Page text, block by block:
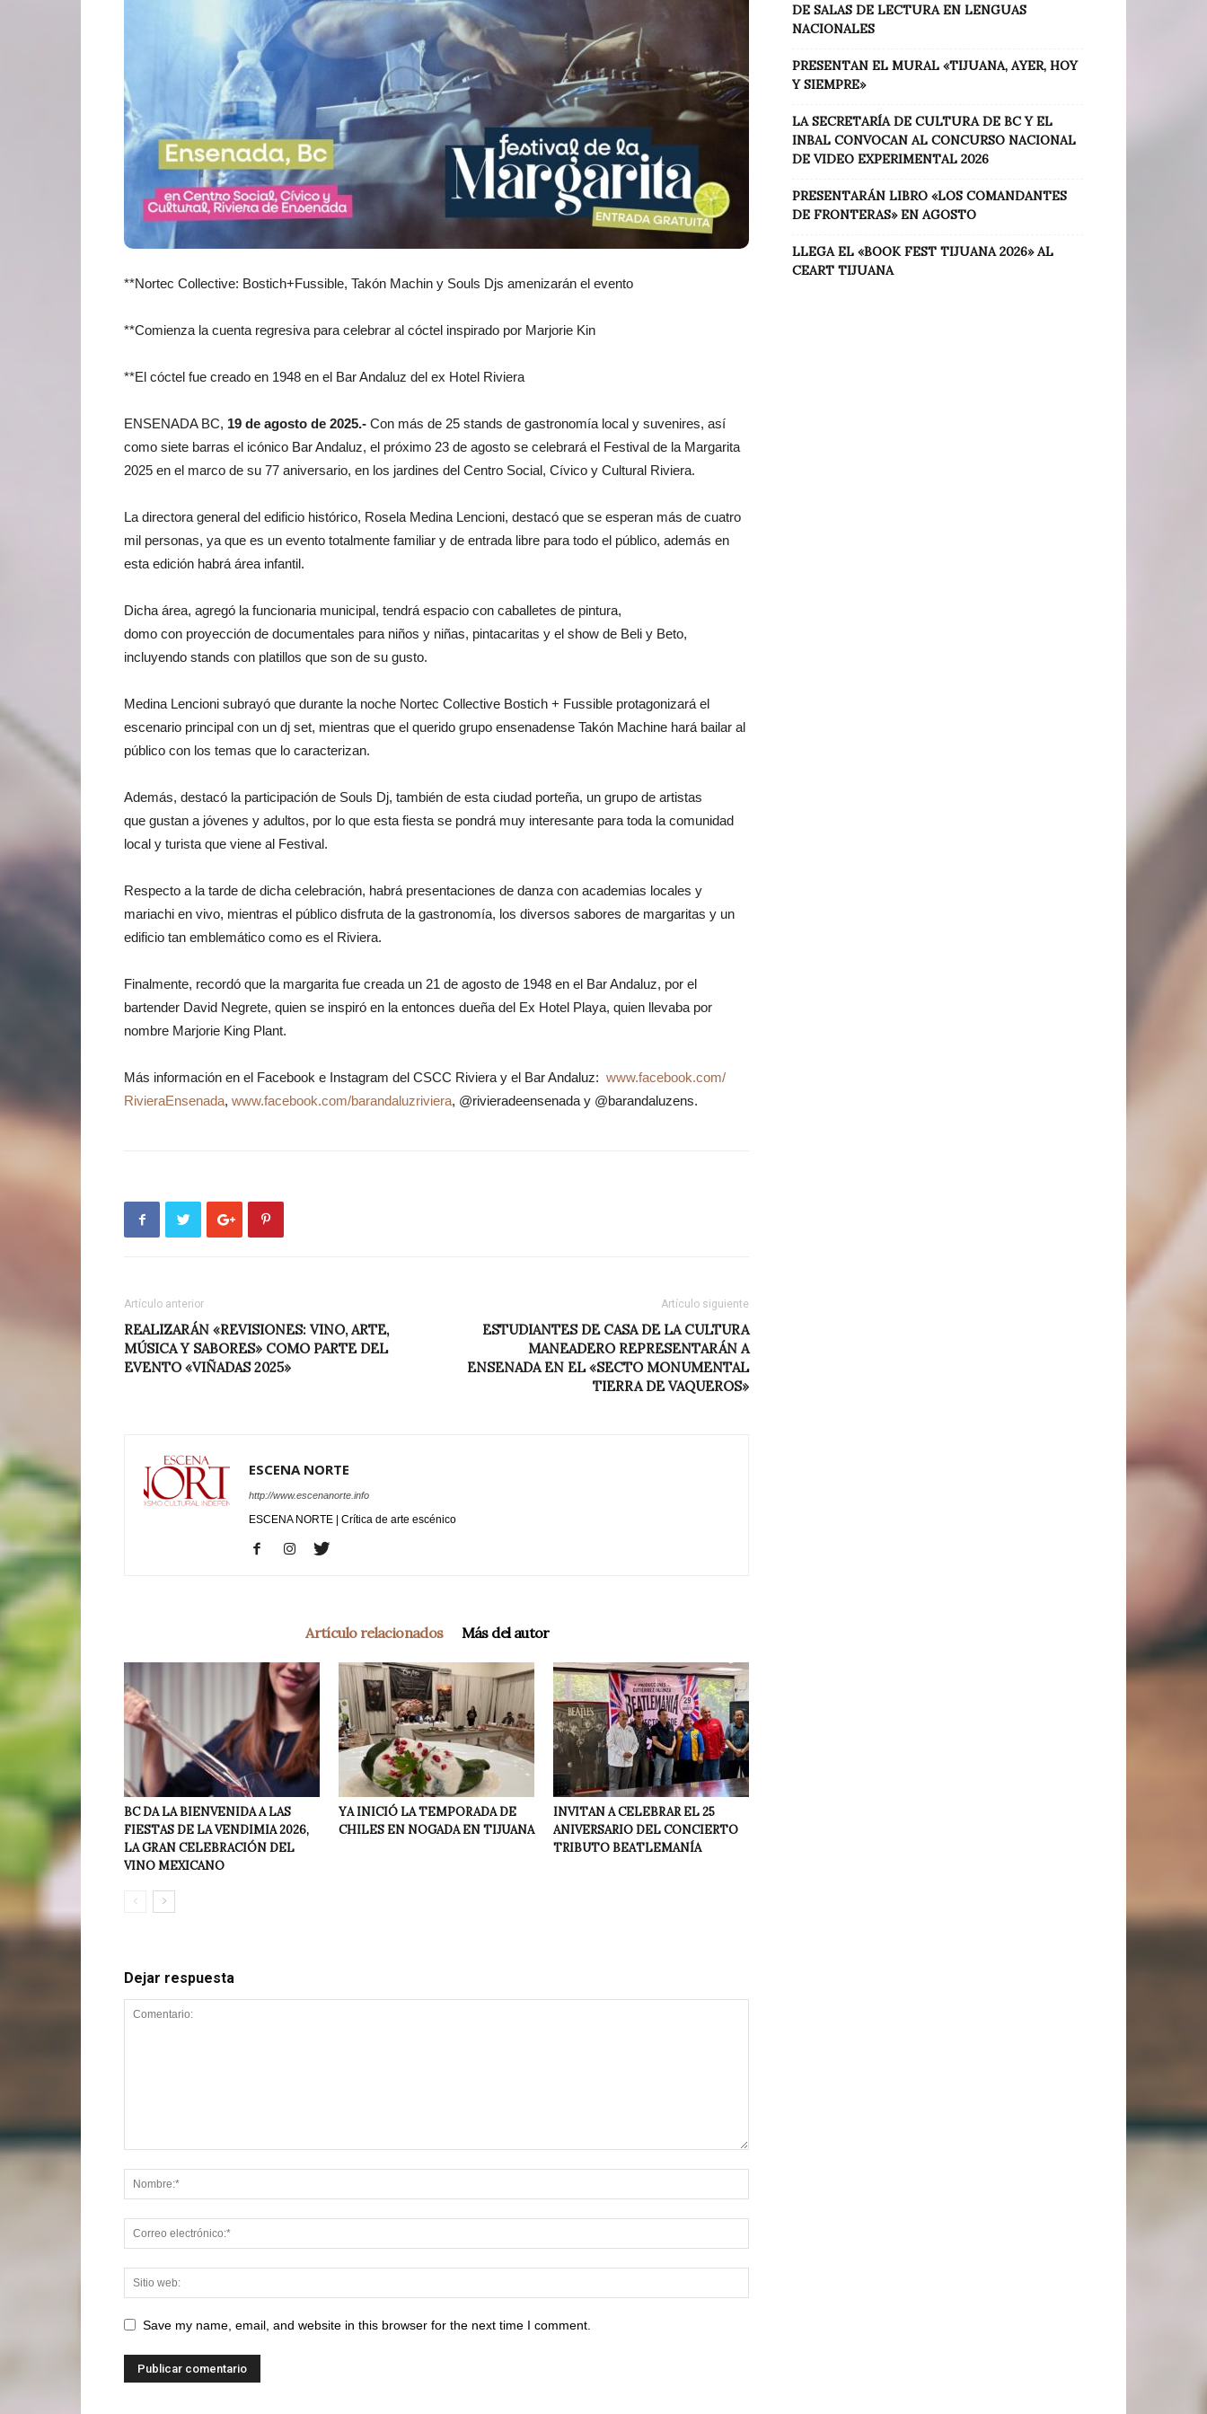
**Nortec Collective: Bostich+Fussible, Takón Machin y Souls Djs amenizarán el evento
**Comienza la cuenta regresiva para celebrar al cóctel inspirado por Marjorie Kin
**El cóctel fue creado en 1948 en el Bar Andaluz del ex Hotel Riviera
ENSENADA BC, 19 de agosto de 2025.- Con más de 25 stands de gastronomía local y suvenires, así
como siete barras el icónico Bar Andaluz, el próximo 23 de agosto se celebrará el Festival de la Margarita
2025 en el marco de su 77 aniversario, en los jardines del Centro Social, Cívico y Cultural Riviera.
La directora general del edificio histórico, Rosela Medina Lencioni, destacó que se esperan más de cuatro
mil personas, ya que es un evento totalmente familiar y de entrada libre para todo el público, además en
esta edición habrá área infantil.
Dicha área, agregó la funcionaria municipal, tendrá espacio con caballetes de pintura,
domo con proyección de documentales para niños y niñas, pintacaritas y el show de Beli y Beto,
incluyendo stands con platillos que son de su gusto.
Medina Lencioni subrayó que durante la noche Nortec Collective Bostich + Fussible protagonizará el
escenario principal con un dj set, mientras que el querido grupo ensenadense Takón Machine hará bailar al
público con los temas que lo caracterizan.
Además, destacó la participación de Souls Dj, también de esta ciudad porteña, un grupo de artistas
que gustan a jóvenes y adultos, por lo que esta fiesta se pondrá muy interesante para toda la comunidad
local y turista que viene al Festival.
Respecto a la tarde de dicha celebración, habrá presentaciones de danza con academias locales y
mariachi en vivo, mientras el público disfruta de la gastronomía, los diversos sabores de margaritas y un
edificio tan emblemático como es el Riviera.
Finalmente, recordó que la margarita fue creada un 21 de agosto de 1948 en el Bar Andaluz, por el
bartender David Negrete, quien se inspiró en la entonces dueña del Ex Hotel Playa, quien llevaba por
nombre Marjorie King Plant.
Más información en el Facebook e Instagram del CSCC Riviera y el Bar Andaluz: www.facebook.com/
RivieraEnsenada, www.facebook.com/barandaluzriviera, @rivieradeensenada y @barandaluzens.
Artículo anterior
REALIZARÁN «REVISIONES: VINO, ARTE,
MÚSICA Y SABORES» COMO PARTE DEL
EVENTO «VIÑADAS 2025»
Artículo siguiente
ESTUDIANTES DE CASA DE LA CULTURA
MANEADERO REPRESENTARÁN A
ENSENADA EN EL «SECTO MONUMENTAL
TIERRA DE VAQUEROS»
ESCENA NORTE
http://www.escenanorte.info
ESCENA NORTE | Crítica de arte escénico
Artículo relacionados Más del autor
BC DA LA BIENVENIDA A LAS
FIESTAS DE LA VENDIMIA 2026,
LA GRAN CELEBRACIÓN DEL
VINO MEXICANO
YA INICIÓ LA TEMPORADA DE
CHILES EN NOGADA EN TIJUANA
INVITAN A CELEBRAR EL 25
ANIVERSARIO DEL CONCIERTO
TRIBUTO BEATLEMANÍA
Dejar respuesta
Save my name, email, and website in this browser for the next time I comment.
DE SALAS DE LECTURA EN LENGUAS
NACIONALES
PRESENTAN EL MURAL «TIJUANA, AYER, HOY
Y SIEMPRE»
LA SECRETARÍA DE CULTURA DE BC Y EL
INBAL CONVOCAN AL CONCURSO NACIONAL
DE VIDEO EXPERIMENTAL 2026
PRESENTARÁN LIBRO «LOS COMANDANTES
DE FRONTERAS» EN AGOSTO
LLEGA EL «BOOK FEST TIJUANA 2026» AL
CEART TIJUANA